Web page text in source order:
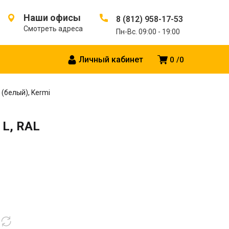
Наши офисы
Смотреть адреса
8 (812) 958-17-53
Пн-Вс. 09:00 - 19:00
0 0
Личный кабинет
(белый), Kermi
RAL